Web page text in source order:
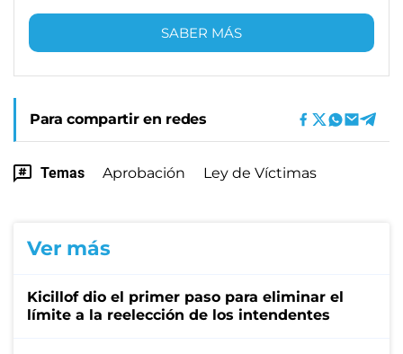
SABER MÁS
Para compartir en redes
Temas Aprobación Ley de Víctimas
Ver más
Kicillof dio el primer paso para eliminar el
límite a la reelección de los intendentes